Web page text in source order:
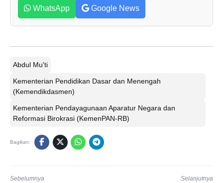
WhatsApp Google News
Abdul Mu'ti
Kementerian Pendidikan Dasar dan Menengah
(Kemendikdasmen)
Kementerian Pendayagunaan Aparatur Negara dan
Reformasi Birokrasi (KemenPAN-RB)
Bagikan:
Sebelumnya
Selanjutnya